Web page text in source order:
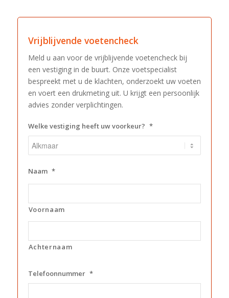
Vrijblijvende voetencheck
Meld u aan voor de vrijblijvende voetencheck bij
een vestiging in de buurt. Onze voetspecialist
bespreekt met u de klachten, onderzoekt uw voeten
en voert een drukmeting uit. U krijgt een persoonlijk
advies zonder verplichtingen.
Welke vestiging heeft uw voorkeur? *
Naam *
Voornaam
Achternaam
Telefoonnummer *